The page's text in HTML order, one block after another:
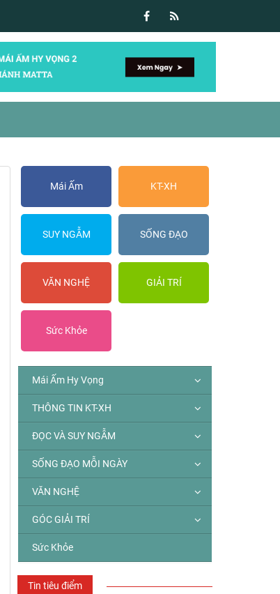
Mái Ấm KT-XH
SUY NGẪM SỐNG ĐẠO
VĂN NGHỆ GIẢI TRÍ
Sức Khỏe
Mái Ấm Hy Vọng
THÔNG TIN KT-XH
ĐỌC VÀ SUY NGẪM
SỐNG ĐẠO MỖI NGÀY
VĂN NGHỆ
GÓC GIẢI TRÍ
Sức Khỏe
Tin tiêu điểm